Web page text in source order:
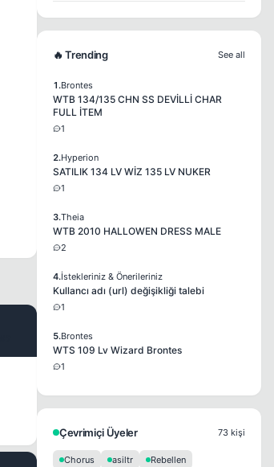
🔥 Trending See all
1.Brontes
WTB 134/135 CHN SS DEVİLLİ CHAR
FULL İTEM
1
2.Hyperion
SATILIK 134 LV WİZ 135 LV NUKER
1
3.Theia
WTB 2010 HALLOWEN DRESS MALE
2
4.İstekleriniz & Önerileriniz
Kullancı adı (url) değişikliği talebi
1
5.Brontes
WTS 109 Lv Wizard Brontes
1
Çevrimiçi Üyeler 73 kişi
Chorus asiltr
Rebellen